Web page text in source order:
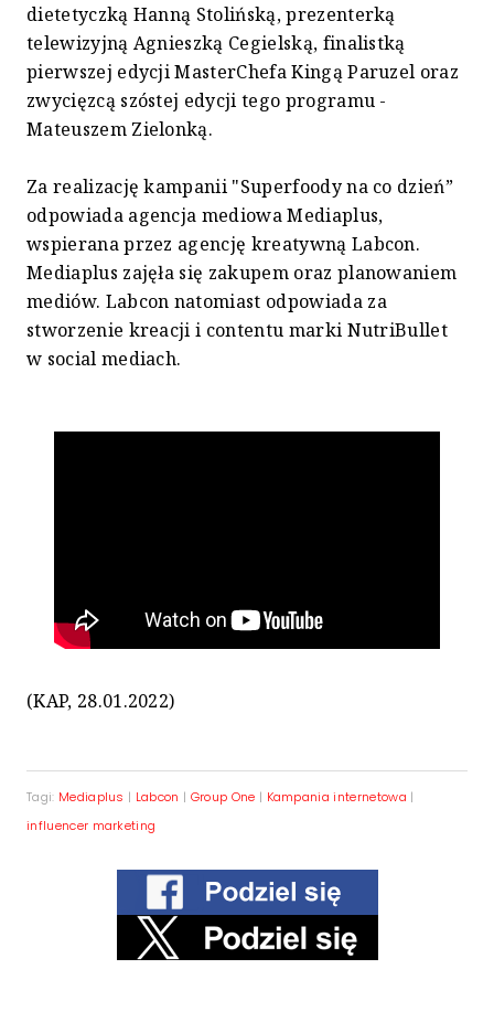
dietetyczką Hanną Stolińską, prezenterką
telewizyjną Agnieszką Cegielską, finalistką
pierwszej edycji MasterChefa Kingą Paruzel oraz
zwycięzcą szóstej edycji tego programu -
Mateuszem Zielonką.
Za realizację kampanii "Superfoody na co dzień”
odpowiada agencja mediowa Mediaplus,
wspierana przez agencję kreatywną Labcon.
Mediaplus zajęła się zakupem oraz planowaniem
mediów. Labcon natomiast odpowiada za
stworzenie kreacji i contentu marki NutriBullet
w social mediach.
(KAP, 28.01.2022)
Tagi: Mediaplus | Labcon | Group One | Kampania internetowa |
influencer marketing